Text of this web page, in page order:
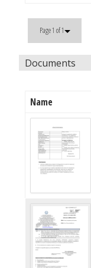
Page 1 of 1
Documents
Name